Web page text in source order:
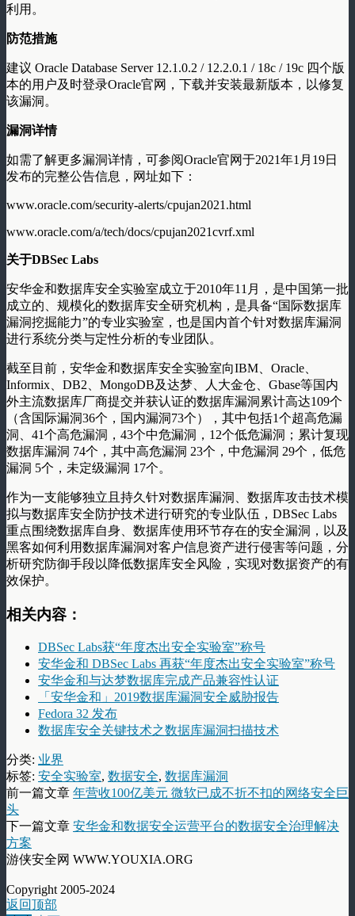
利用。
防范措施
建议 Oracle Database Server 12.1.0.2 / 12.2.0.1 / 18c / 19c 四个版
本的用户及时登录Oracle官网，下载并安装最新版本，以修复
该漏洞。
漏洞详情
如需了解更多漏洞详情，可参阅Oracle官网于2021年1月19日
发布的完整公告信息，网址如下：
www.oracle.com/security-alerts/cpujan2021.html
www.oracle.com/a/tech/docs/cpujan2021cvrf.xml
关于DBSec Labs
安华金和数据库安全实验室成立于2010年11月，是中国第一批
成立的、规模化的数据库安全研究机构，是具备“国际数据库
漏洞挖掘能力”的专业实验室，也是国内首个针对数据库漏洞
进行系统分类与定性分析的专业团队。
截至目前，安华金和数据库安全实验室向IBM、Oracle、
Informix、DB2、MongoDB及达梦、人大金仓、Gbase等国内
外主流数据库厂商提交并获认证的数据库漏洞累计高达109个
（含国际漏洞36个，国内漏洞73个），其中包括1个超高危漏
洞、41个高危漏洞，43个中危漏洞，12个低危漏洞；累计复现
数据库漏洞 74个，其中高危漏洞 23个，中危漏洞 29个，低危
漏洞 5个，未定级漏洞 17个。
作为一支能够独立且持久针对数据库漏洞、数据库攻击技术模
拟与数据库安全防护技术进行研究的专业队伍，DBSec Labs
重点围绕数据库自身、数据库使用环节存在的安全漏洞，以及
黑客如何利用数据库漏洞对客户信息资产进行侵害等问题，分
析研究防御手段以降低数据库安全风险，实现对数据资产的有
效保护。
相关内容：
DBSec Labs获“年度杰出安全实验室”称号
安华金和 DBSec Labs 再获“年度杰出安全实验室”称号
安华金和与达梦数据库完成产品兼容性认证
「安华金和」2019数据库漏洞安全威胁报告
Fedora 32 发布
数据库安全关键技术之数据库漏洞扫描技术
分类: 业界
标签: 安全实验室, 数据安全, 数据库漏洞
前一篇文章 年营收100亿美元 微软已成不折不扣的网络安全巨
头
下一篇文章 安华金和数据安全运营平台的数据安全治理解决
方案
游侠安全网 WWW.YOUXIA.ORG
Copyright 2005-2024
返回顶部